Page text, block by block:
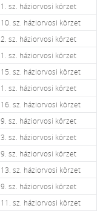
1. sz. háziorvosi körzet
10. sz. háziorvosi körzet
2. sz. háziorvosi körzet
1. sz. háziorvosi körzet
15. sz. háziorvosi körzet
1. sz. háziorvosi körzet
16. sz. háziorvosi körzet
9. sz. háziorvosi körzet
3. sz. háziorvosi körzet
9. sz. háziorvosi körzet
13. sz. háziorvosi körzet
9. sz. háziorvosi körzet
11. sz. háziorvosi körzet